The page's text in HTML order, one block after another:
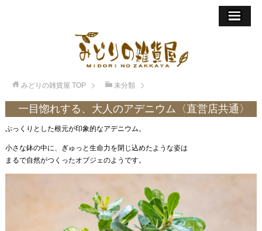
みどりの雑貨屋 TOP 未分類
一目惚れする、大人のアデニウム〈直営店共通〉
ぷっくりとした根元が印象的なアデニウム。
小さな鉢の中に、ぎゅっと生命力を閉じ込めたような姿は
まるで自然がつくったオブジェのようです。